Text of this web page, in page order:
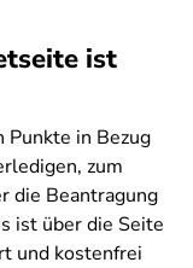
ist
in Bezug
zum
die Beantragung
ist über die Seite
und kostenfrei